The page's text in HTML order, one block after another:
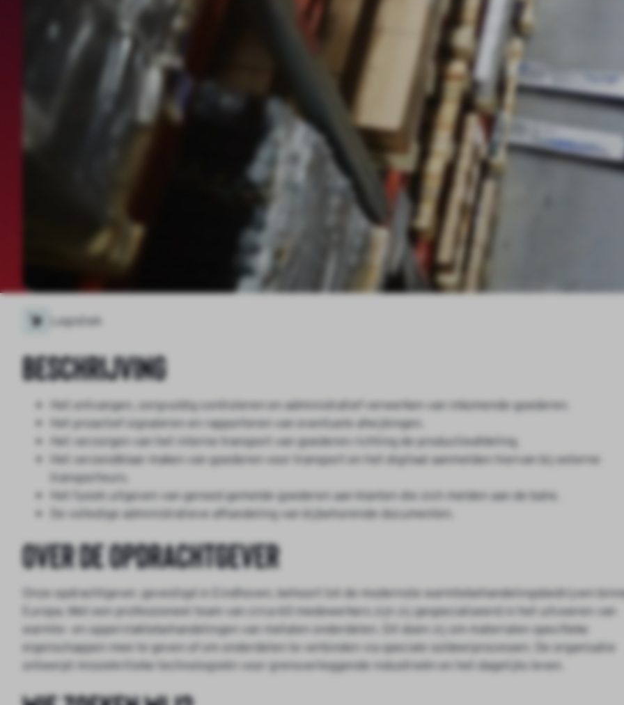
Logistiek
Beschrijving
Het ontvangen, zorgvuldig controleren en administratief verwerken van inkomende goederen.
Het proactief signaleren en rapporteren van eventuele afwijkingen.
Het verzorgen van het interne transport van goederen richting de productieafdeling.
Het verzendklaar maken van goederen voor transport en het digitaal aanmelden hiervan bij externe
transporteurs.
Het fysiek uitgeven van gereed gemelde goederen aan klanten die zich melden aan de balie.
De volledige administratieve afhandeling van bijbehorende documenten.
Over de opdrachtgever
Onze opdrachtgever, gevestigd in Eindhoven, behoort tot de modernste warmtebehandelingsbedrijven
Europa. Met een professioneel team van circa 60 medewerkers zijn zij gespecialiseerd in het uitvoeren van
warmte- en oppervlaktebehandelingen van metalen onderdelen. Dit doen zij om materialen specifieke
eigenschappen mee te geven of om onderdelen te verbinden via speciale soldeerprocessen. De organisatie
ontwerpt missiekritieke technologieën voor grensverleggende industrieën en het dagelijks leven.